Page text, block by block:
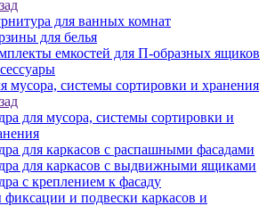
для ванных комнат
для белья
емкостей для П-образных ящиков
мусора, системы сортировки и хранения
для мусора, системы сортировки и
для каркасов с распашными фасадами
для каркасов с выдвижными ящиками
с креплением к фасаду
и подвески каркасов и